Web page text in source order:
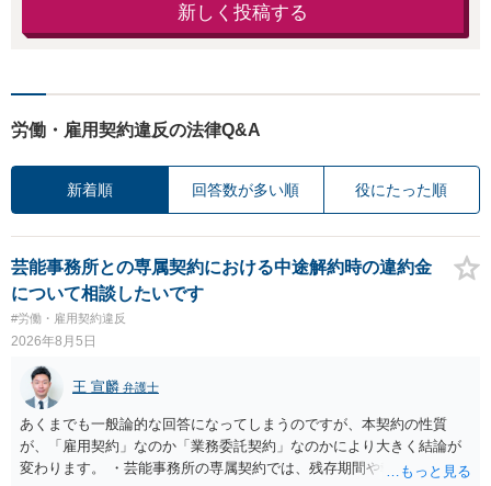
新しく投稿する
労働・雇用契約違反の法律Q&A
新着順 回答数が多い順 役にたった順
芸能事務所との専属契約における中途解約時の違約金
について相談したいです
#労働・雇用契約違反
2026年8月5日
王 宣麟 弁護士
あくまでも一般論的な回答になってしまうのですが、本契約の性質
が、「雇用契約」なのか「業務委託契約」なのかにより大きく結論が
変わります。 ・芸能事務所の専属契約では、残存期間や報酬額、投下